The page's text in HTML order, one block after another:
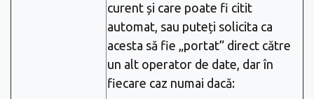
curent și care poate fi citit
automat, sau puteți solicita ca
acesta să fie „portat” direct către
un alt operator de date, dar în
fiecare caz numai dacă: